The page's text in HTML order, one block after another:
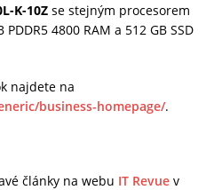
K-10Z se stejným procesorem
4800 RAM a 512 GB SSD
najdete na
business-homepage/.
články na webu IT Revue v